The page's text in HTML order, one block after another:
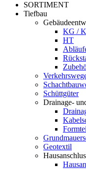
SORTIMENT
Tiefbau
KG /
HT
Schüttgüter
Drainage-
Geotextil